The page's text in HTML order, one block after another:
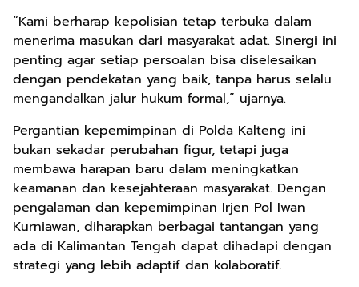
“Kami berharap kepolisian tetap terbuka dalam
menerima masukan dari masyarakat adat. Sinergi ini
penting agar setiap persoalan bisa diselesaikan
dengan pendekatan yang baik, tanpa harus selalu
mengandalkan jalur hukum formal,” ujarnya.
Pergantian kepemimpinan di Polda Kalteng ini
bukan sekadar perubahan figur, tetapi juga
membawa harapan baru dalam meningkatkan
keamanan dan kesejahteraan masyarakat. Dengan
pengalaman dan kepemimpinan Irjen Pol Iwan
Kurniawan, diharapkan berbagai tantangan yang
ada di Kalimantan Tengah dapat dihadapi dengan
strategi yang lebih adaptif dan kolaboratif.